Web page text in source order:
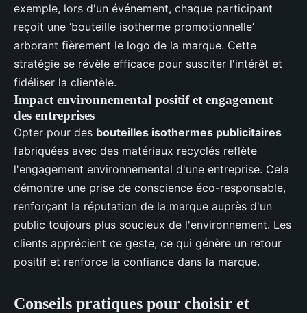
exemple, lors d'un événement, chaque participant
reçoit une ‘bouteille isotherme promotionnelle’
arborant fièrement le logo de la marque. Cette
stratégie se révèle efficace pour susciter l'intérêt et
fidéliser la clientèle.
Impact environnemental positif et engagement
des entreprises
Opter pour des bouteilles isothermes publicitaires
fabriquées avec des matériaux recyclés reflète
l'engagement environnemental d'une entreprise. Cela
démontre une prise de conscience éco-responsable,
renforçant la réputation de la marque auprès d'un
public toujours plus soucieux de l'environnement. Les
clients apprécient ce geste, ce qui génère un retour
positif et renforce la confiance dans la marque.
Conseils pratiques pour choisir et